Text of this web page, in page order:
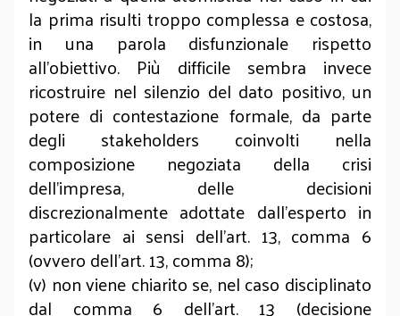
la prima risulti troppo complessa e costosa,
in una parola disfunzionale rispetto
all’obiettivo. Più difficile sembra invece
ricostruire nel silenzio del dato positivo, un
potere di contestazione formale, da parte
degli stakeholders coinvolti nella
composizione negoziata della crisi
dell’impresa, delle decisioni
discrezionalmente adottate dall’esperto in
particolare ai sensi dell’art. 13, comma 6
(ovvero dell’art. 13, comma 8);
(v) non viene chiarito se, nel caso disciplinato
dal comma 6 dell’art. 13 (decisione